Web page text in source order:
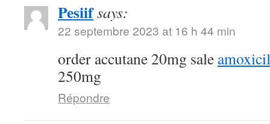
Pesiifsays:
22 septembre 2023 at 16 h 44 min
order accutane 20mg sale
250mg
Répondre